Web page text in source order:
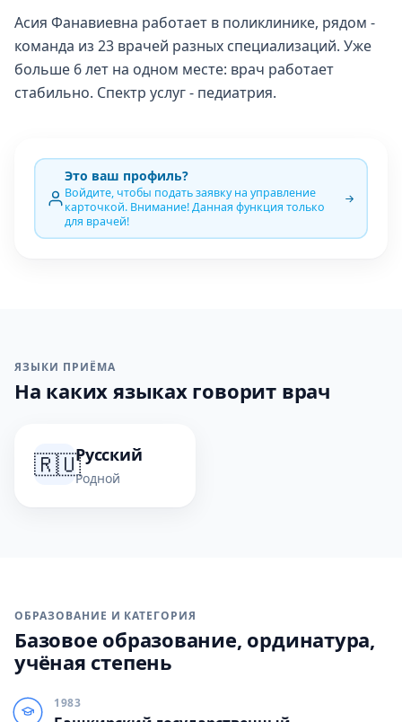
Асия Фанавиевна работает в поликлинике, рядом -
команда из 23 врачей разных специализаций. Уже
больше 6 лет на одном месте: врач работает
стабильно. Спектр услуг - педиатрия.
Это ваш профиль?
Войдите, чтобы подать заявку на управление
карточкой. Внимание! Данная функция только
для врачей!
ЯЗЫКИ ПРИЁМА
На каких языках говорит врач
🇷🇺Русский
Родной
ОБРАЗОВАНИЕ И КАТЕГОРИЯ
Базовое образование, ординатура,
учёная степень
1983